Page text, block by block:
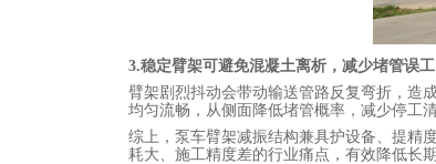
3.稳定臂架可避免混凝土离析，减少堵管误工
臂架剧烈抖动会带动输送管路反复弯折，造
均匀流畅，从侧面降低堵管概率，减少停工
综上，泵车臂架减振结构兼具护设备、提精
耗大、施工精度差的行业痛点，有效降低长